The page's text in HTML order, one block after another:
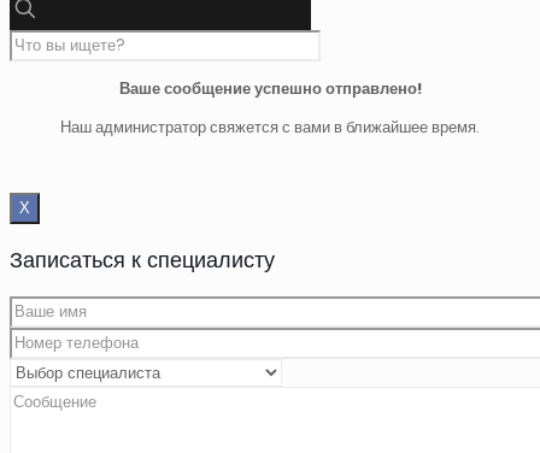
Ваше сообщение успешно отправлено!
Наш администратор свяжется с вами в ближайшее время.
Х
Записаться к специалисту